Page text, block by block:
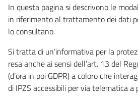
In questa pagina si descrivono le
in riferimento al trattamento dei dati
lo consultano.
Si tratta di un’informativa per la
resa anche ai sensi dell’art. 13 del
(d’ora in poi GDPR) a coloro che
di IPZS accessibili per via telematica a